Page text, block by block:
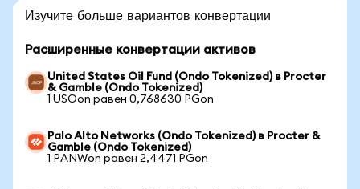
Изучите больше вариантов конвертации
Расширенные конвертации активов
United States Oil Fund (Ondo Tokenized) в Procter
& Gamble (Ondo Tokenized)
1 USOon равен 0,768630 PGon
Palo Alto Networks (Ondo Tokenized) в Procter &
Gamble (Ondo Tokenized)
1 PANWon равен 2,4471 PGon